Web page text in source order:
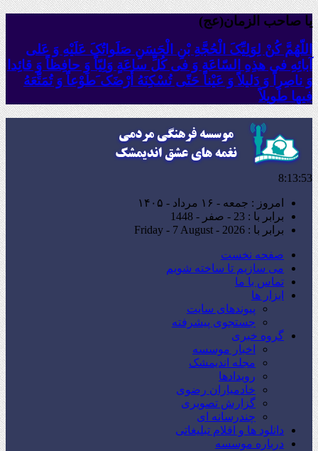
یا صاحب الزمان(عج)
اللّهُمَّ کُنْ لِوَلِیِّکَ الْحُجَّةِ بْنِ الْحَسَنِ صَلَواتُکَ عَلَیْهِ وَ عَلى
آبائِهِ فی هذِهِ السّاعَةِ وَ فی کُلِّ ساعَةٍ وَلِیّاً وَ حافِظاً وَ قائِدا
‏وَ ناصِراً وَ دَلیلاً وَ عَیْناً حَتّى تُسْکِنَهُ أَرْضَک َطَوْعاً وَ تُمَتِّعَهُ
فیها طَویلاً
8:13:55
امروز : جمعه - ۱۶ مرداد - ۱۴۰۵
برابر با : 23 - صفر - 1448
برابر با : Friday - 7 August - 2026
صفحه نخست
می سازیم تا ساخته شویم
تماس با ما
ابزار ها
پیوندهای سایت
جستجوی پیشرفته
گروه خبری
اخبار موسسه
مجله اندیمشک
رویدادها
خادمیاران رضوی
گزارش تصویری
چندرسانه ای
دانلود ها و اقلام تبلیغاتی
درباره موسسه